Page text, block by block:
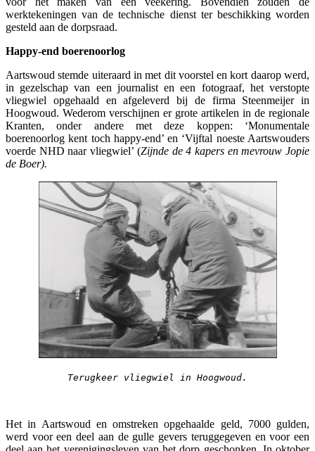
werktekeningen van de technische dienst ter beschikking worden
gesteld aan de dorpsraad.
Happy-end boerenoorlog
Aartswoud stemde uiteraard in met dit voorstel en kort daarop werd,
in gezelschap van een journalist en een fotograaf, het verstopte
vliegwiel opgehaald en afgeleverd bij de firma Steenmeijer in
Hoogwoud. Wederom verschijnen er grote artikelen in de regionale
Kranten, onder andere met deze koppen: ‘Monumentale
boerenoorlog kent toch happy-end’ en ‘Vijftal noeste Aartswouders
voerde NHD naar vliegwiel’ (Zijnde de 4 kapers en mevrouw Jopie
de Boer).
Terugkeer vliegwiel in Hoogwoud.
Het in Aartswoud en omstreken opgehaalde geld, 7000 gulden,
werd voor een deel aan de gulle gevers teruggegeven en voor een